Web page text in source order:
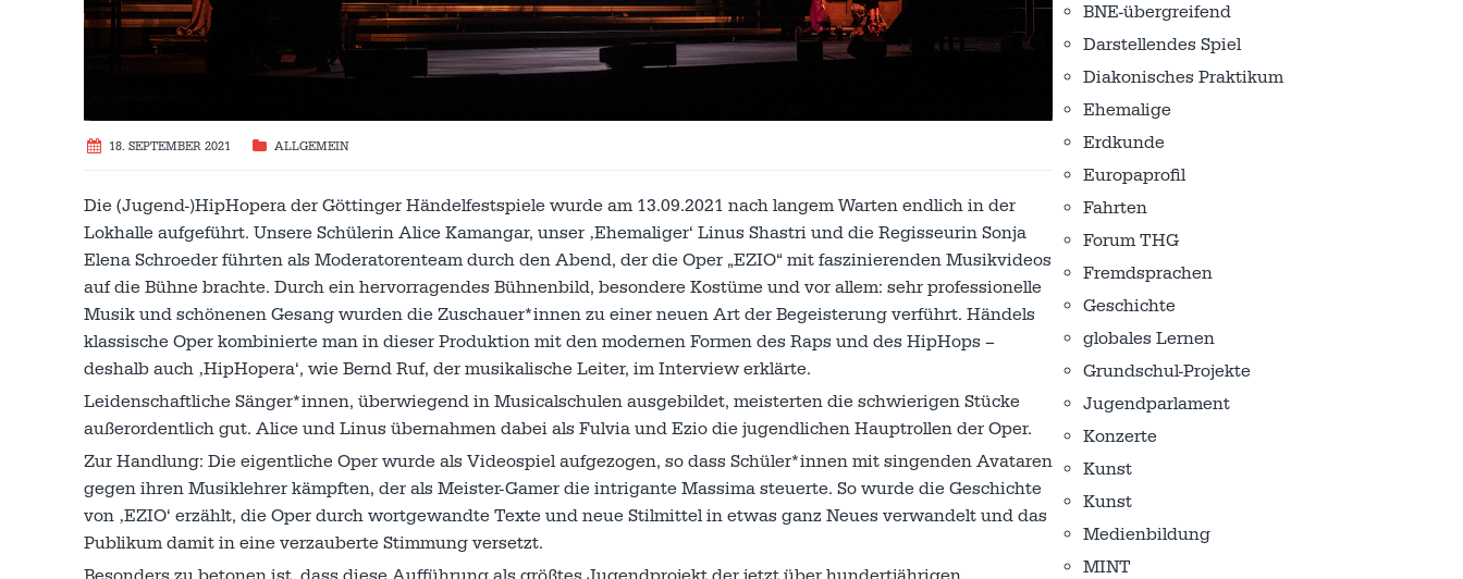
18. SEPTEMBER 2021 ALLGEMEIN
Die (Jugend-)HipHopera der Göttinger Händelfestspiele wurde am 13.09.2021 nach langem Warten endlich in der
Lokhalle aufgeführt. Unsere Schülerin Alice Kamangar, unser ‚Ehemaliger‘ Linus Shastri und die Regisseurin Sonja
Elena Schroeder führten als Moderatorenteam durch den Abend, der die Oper „EZIO“ mit faszinierenden Musikvideos
auf die Bühne brachte. Durch ein hervorragendes Bühnenbild, besondere Kostüme und vor allem: sehr professionelle
Musik und schönenen Gesang wurden die Zuschauer*innen zu einer neuen Art der Begeisterung verführt. Händels
klassische Oper kombinierte man in dieser Produktion mit den modernen Formen des Raps und des HipHops –
deshalb auch ‚HipHopera‘, wie Bernd Ruf, der musikalische Leiter, im Interview erklärte.
Leidenschaftliche Sänger*innen, überwiegend in Musicalschulen ausgebildet, meisterten die schwierigen Stücke
außerordentlich gut. Alice und Linus übernahmen dabei als Fulvia und Ezio die jugendlichen Hauptrollen der Oper.
Zur Handlung: Die eigentliche Oper wurde als Videospiel aufgezogen, so dass Schüler*innen mit singenden Avataren
gegen ihren Musiklehrer kämpften, der als Meister-Gamer die intrigante Massima steuerte. So wurde die Geschichte
von ‚EZIO‘ erzählt, die Oper durch wortgewandte Texte und neue Stilmittel in etwas ganz Neues verwandelt und das
Publikum damit in eine verzauberte Stimmung versetzt.
BNE-übergreifend
Darstellendes Spiel
Diakonisches Praktikum
Ehemalige
Erdkunde
Europaprofil
Fahrten
Forum THG
Fremdsprachen
Geschichte
globales Lernen
Grundschul-Projekte
Jugendparlament
Konzerte
Kunst
Kunst
Medienbildung
MINT